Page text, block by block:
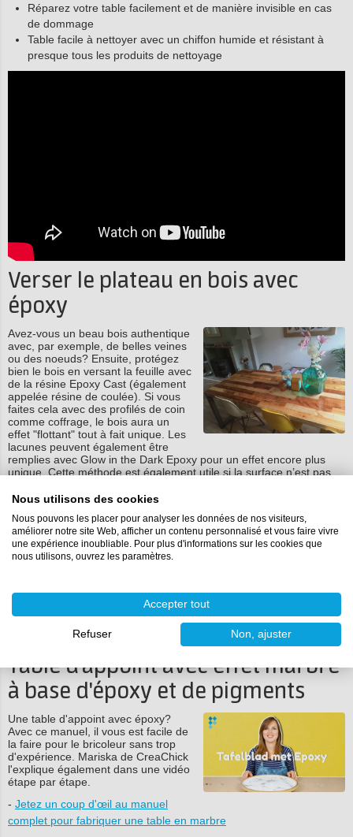
Réparez votre table facilement et de manière invisible en cas
de dommage
Table facile à nettoyer avec un chiffon humide et résistant à
presque tous les produits de nettoyage
Verser le plateau en bois avec
époxy
Avez-vous un beau bois authentique
avec, par exemple, de belles veines
ou des noeuds? Ensuite, protégez
bien le bois en versant la feuille avec
de la résine Epoxy Cast (également
appelée résine de coulée). Si vous
faites cela avec des profilés de coin
comme coffrage, le bois aura un
effet "flottant" tout à fait unique. Les
lacunes peuvent également être
remplies avec Glow in the Dark Epoxy pour un effet encore plus
unique. Cette méthode est également utile si la surface n’est pas
panneaux utilisés n'ont pas la même épaisseur.
- Lisez le manueldétaillé sur les plateaux de table avec Epoxy
Donne au bois un effet "flottant" en le coulant avec des profilés
de coin
Réparez votre table facilement et de manière invisible en cas
Table facile à nettoyer avec un chiffon humide et résistant à
presque tous les produits de nettoyage
Table d'appoint avec effet marbre
à base d'époxy et de pigments
Une table d'appoint avec époxy?
Avec ce manuel, il vous est facile de
la faire pour le bricoleur sans trop
d'expérience. Mariska de CreaChick
l'explique également dans une vidéo
étape par étape.
- Jetez un coup d'œil au manuel
complet pour fabriquer une table en marbre
Nous utilisons des cookies
Nous pouvons les placer pour analyser les données de nos visiteurs,
améliorer notre site Web, afficher un contenu personnalisé et vous faire vivre
une expérience inoubliable. Pour plus d'informations sur les cookies que
nous utilisons, ouvrez les paramètres.
Accepter tout
Refuser Non, ajuster